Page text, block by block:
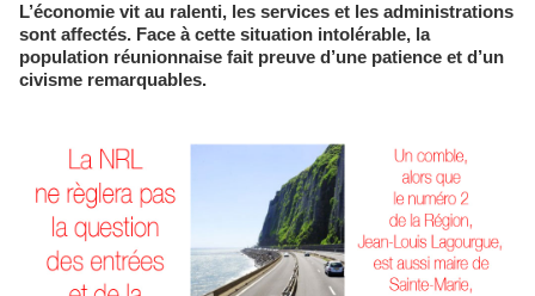
L’économie vit au ralenti, les services et les administrations
sont affectés. Face à cette situation intolérable, la
population réunionnaise fait preuve d’une patience et d’un
civisme remarquables.